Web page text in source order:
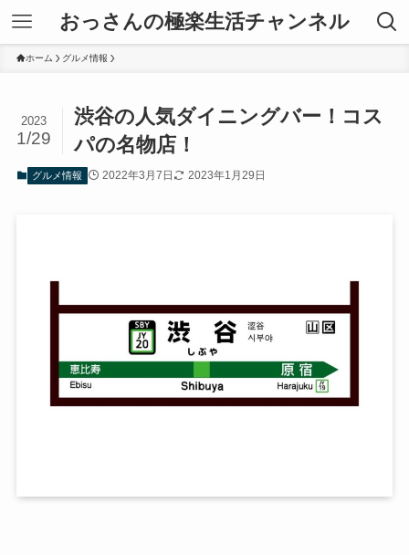
おっさんの極楽生活チャンネル
ホーム グルメ情報
渋谷の人気ダイニングバー！コス
パの名物店！
2023
1/29
グルメ情報 2022年3月7日 2023年1月29日